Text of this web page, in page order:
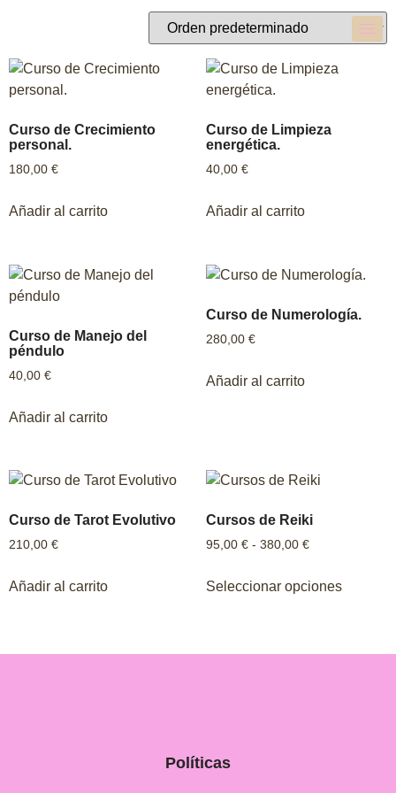
Curso de Crecimiento
personal.
180,00 €
Añadir al carrito
Curso de Limpieza
energética.
40,00 €
Añadir al carrito
Curso de Manejo del
péndulo
40,00 €
Añadir al carrito
Curso de Numerología.
280,00 €
Añadir al carrito
Curso de Tarot Evolutivo
210,00 €
Añadir al carrito
Cursos de Reiki
95,00 € - 380,00 €
Seleccionar opciones
Políticas